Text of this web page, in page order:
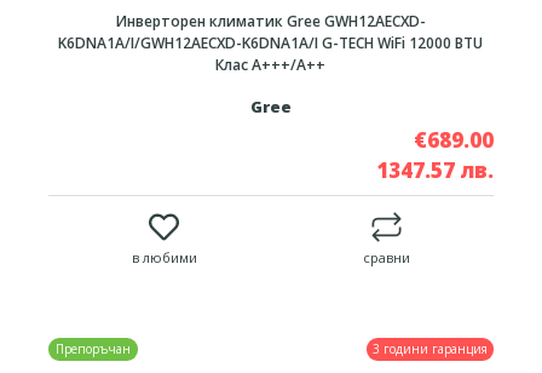
Инверторен климатик Gree GWH12AECXD-
K6DNA1A/I/GWH12AECXD-K6DNA1A/I G-TECH WiFi 12000 BTU
Клас A+++/A++
Gree
€689.00
1347.57 лв.
в любими сравни
3 години гаранция
Препоръчан